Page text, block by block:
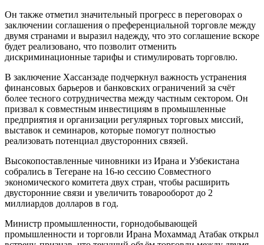
Он также отметил значительный прогресс в переговорах о
заключении соглашения о преференциальной торговле между
двумя странами и выразил надежду, что это соглашение вскоре
будет реализовано, что позволит отменить
дискриминационные тарифы и стимулировать торговлю.
В заключение Хассанзаде подчеркнул важность устранения
финансовых барьеров и банковских ограничений за счёт
более тесного сотрудничества между частным сектором. Он
призвал к совместным инвестициям в промышленные
предприятия и организации регулярных торговых миссий,
выставок и семинаров, которые помогут полностью
реализовать потенциал двусторонних связей.
Высокопоставленные чиновники из Ирана и Узбекистана
собрались в Тегеране на 16-ю сессию Совместного
экономического комитета двух стран, чтобы расширить
двусторонние связи и увеличить товарооборот до 2
миллиардов долларов в год.
Министр промышленности, горнодобывающей
промышленности и торговли Ирана Мохаммад Атабак открыл